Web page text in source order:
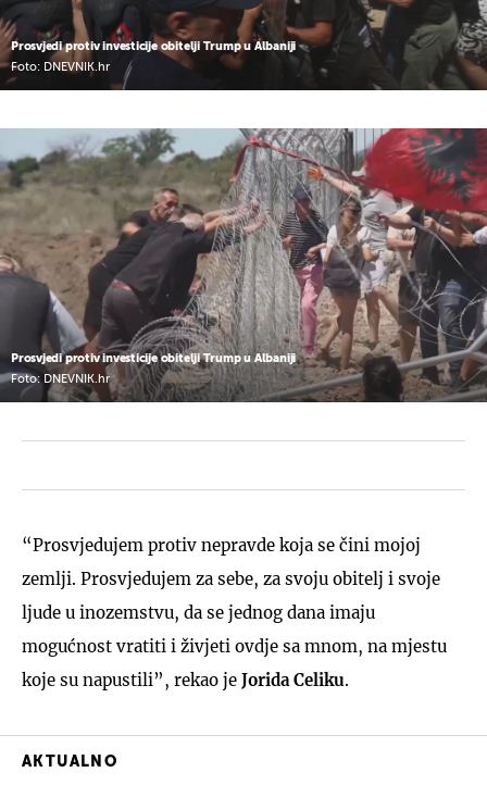
Prosvjedi protiv investicije obitelji Trump u Albaniji
Foto: DNEVNIK.hr
Prosvjedi protiv investicije obitelji Trump u Albaniji
Foto: DNEVNIK.hr
“Prosvjedujem protiv nepravde koja se čini mojoj
zemlji. Prosvjedujem za sebe, za svoju obitelj i svoje
ljude u inozemstvu, da se jednog dana imaju
mogućnost vratiti i živjeti ovdje sa mnom, na mjestu
koje su napustili”, rekao je Jorida Celiku.
AKTUALNO